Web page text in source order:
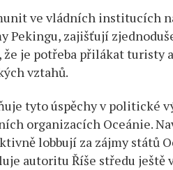
ve vládních institucích
Pekingu, zajišťují
je potřeba přilákat turisty
vztahů.
tyto úspěchy v politické
organizacích Oceánie.
lobbují za zájmy států
autoritu Říše středu ještě